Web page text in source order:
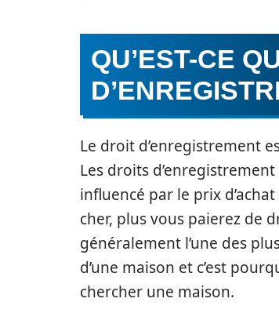
QU’EST-CE
Le droit d’enregistrement
Les droits
influencé par le prix
cher, plus vous paierez de
généralement l’une des
d’une maison et c’est
chercher une maison.